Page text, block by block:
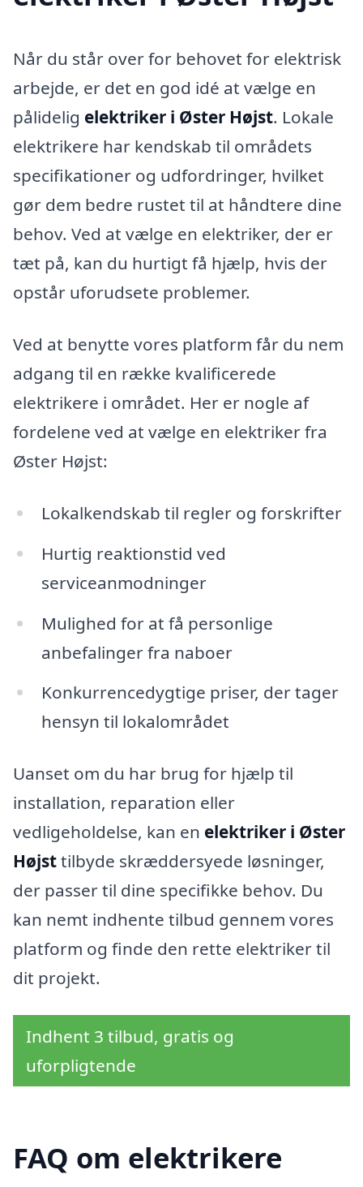
Når du står over for behovet for elektrisk
arbejde, er det en god idé at vælge en
pålidelig elektriker i Øster Højst. Lokale
elektrikere har kendskab til områdets
specifikationer og udfordringer, hvilket
gør dem bedre rustet til at håndtere dine
behov. Ved at vælge en elektriker, der er
tæt på, kan du hurtigt få hjælp, hvis der
opstår uforudsete problemer.
Ved at benytte vores platform får du nem
adgang til en række kvalificerede
elektrikere i området. Her er nogle af
fordelene ved at vælge en elektriker fra
Øster Højst:
Lokalkendskab til regler og forskrifter
Hurtig reaktionstid ved
serviceanmodninger
Mulighed for at få personlige
anbefalinger fra naboer
Konkurrencedygtige priser, der tager
hensyn til lokalområdet
Uanset om du har brug for hjælp til
installation, reparation eller
vedligeholdelse, kan en elektriker i Øster
Højsttilbyde skræddersyede løsninger,
der passer til dine specifikke behov. Du
kan nemt indhente tilbud gennem vores
platform og finde den rette elektriker til
dit projekt.
Indhent 3 tilbud, gratis og
uforpligtende
FAQ om elektrikere